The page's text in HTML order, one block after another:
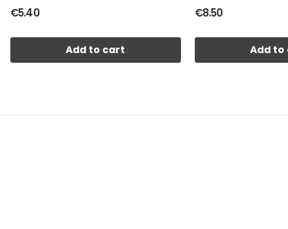
€5.40
Add to cart
€8.50
Add to